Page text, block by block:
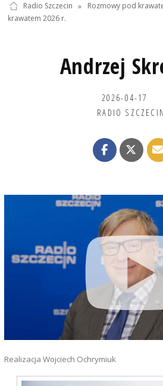
Radio Szczecin » Rozmowy pod
krawatem 2026 r.
Andrzej
2026-04-17
RADIO SZCZECIN
Realizacja Wojciech Ochrymiuk